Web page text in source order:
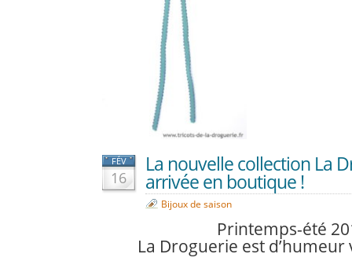
FÉV
16
La nouvelle collection La
arrivée en boutique !
Bijoux de saison
Printemps-été
La Droguerie est